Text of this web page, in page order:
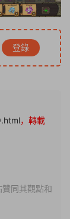
登錄
，轉載
同其觀點和